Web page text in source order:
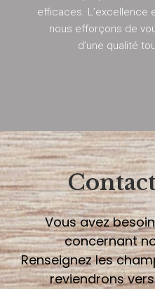
efficaces. L’excellence
nous efforçons de
d’une qualité
Vous avez
concernant
Renseignez les
reviendrons